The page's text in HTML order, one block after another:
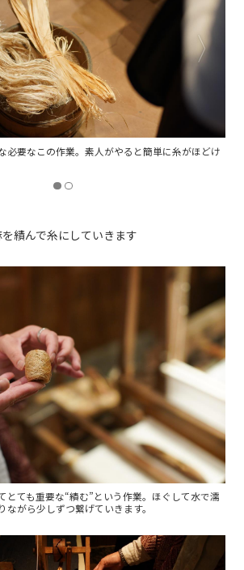
必要なこの作業。素人がやると簡単に糸がほどけ
績んで糸にしていきます
とても重要な“績む”という作業。ほぐして水で濡
ながら少しずつ繋げていきます。